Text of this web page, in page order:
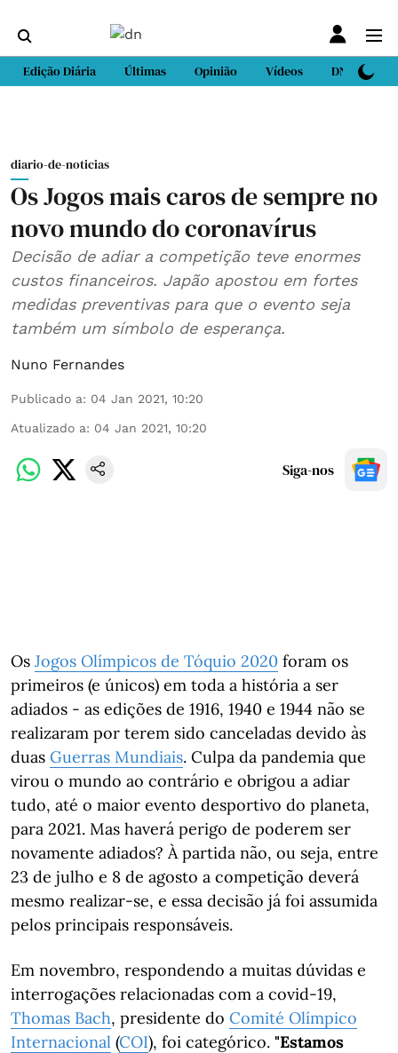
Edição Diária Últimas Opinião Vídeos DN Sport
diario-de-noticias
Os Jogos mais caros de sempre no
novo mundo do coronavírus
Decisão de adiar a competição teve enormes
custos financeiros. Japão apostou em fortes
medidas preventivas para que o evento seja
também um símbolo de esperança.
Nuno Fernandes
Publicado a: 04 Jan 2021, 10:20
Atualizado a: 04 Jan 2021, 10:20
Siga-nos
Os Jogos Olímpicos de Tóquio 2020 foram os
primeiros (e únicos) em toda a história a ser
adiados - as edições de 1916, 1940 e 1944 não se
realizaram por terem sido canceladas devido às
duas Guerras Mundiais. Culpa da pandemia que
virou o mundo ao contrário e obrigou a adiar
tudo, até o maior evento desportivo do planeta,
para 2021. Mas haverá perigo de poderem ser
novamente adiados? À partida não, ou seja, entre
23 de julho e 8 de agosto a competição deverá
mesmo realizar-se, e essa decisão já foi assumida
pelos principais responsáveis.
Em novembro, respondendo a muitas dúvidas e
interrogações relacionadas com a covid-19,
Thomas Bach, presidente do Comité Olímpico
Internacional (COI), foi categórico. "Estamos